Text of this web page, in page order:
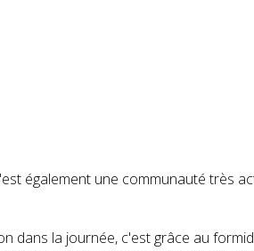
également une communauté très
dans la journée, c'est grâce au